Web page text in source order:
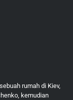
rumah di Kiev,
kemudian